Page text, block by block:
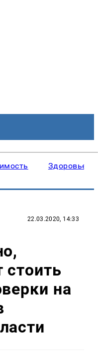
Здоровье
22.03.2020, 14:33
стоить
на